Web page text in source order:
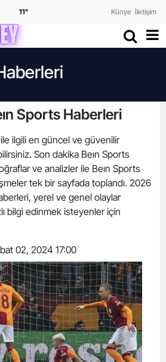
11° Künye İletişim
Sports Haberleri
ilgili en güncel ve güvenilir
Son dakika Beın Sports
ve analizler ile Beın Sports
tek bir sayfada toplandı. 2026
yerel ve genel olaylar
bilgi edinmek isteyenler için
02, 2024 17:00